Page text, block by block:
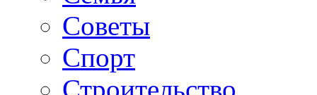
Советы
Спорт